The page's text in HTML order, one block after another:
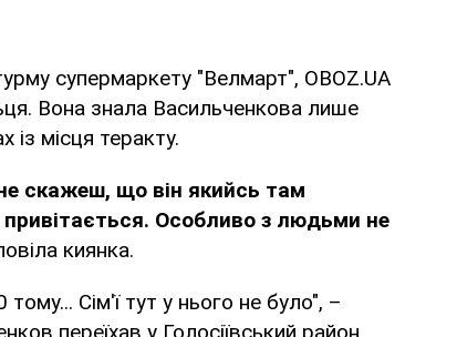
супермаркету "Велмарт", OBOZ.UA
Вона знала Васильченкова лише
із місця теракту.
не скажеш, що він якийсь там
Особливо з людьми не
киянка.
Сім'ї тут у нього не було", –